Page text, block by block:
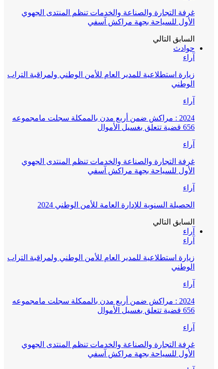
غرفة التجارة والصناعة والخدمات تنظم المنتدى الجهوي
الأول للسياحة بجهة مراكش آسفي
السابق التالي
حوادث
آراء
زيارة استطلاعية للمدير العام للأمن الوطني ولمراقبة التراب
الوطني
آراء
2024 : مراكش ضمن أربع مدن بالممكلة سجلت مامجموعه
656 قضية تتعلق بغسيل الأموال
آراء
غرفة التجارة والصناعة والخدمات تنظم المنتدى الجهوي
الأول للسياحة بجهة مراكش آسفي
آراء
الحصيلة السنوية للإدارة العامة للأمن الوطني 2024
السابق التالي
آراء
آراء
زيارة استطلاعية للمدير العام للأمن الوطني ولمراقبة التراب
الوطني
آراء
2024 : مراكش ضمن أربع مدن بالممكلة سجلت مامجموعه
656 قضية تتعلق بغسيل الأموال
آراء
غرفة التجارة والصناعة والخدمات تنظم المنتدى الجهوي
الأول للسياحة بجهة مراكش آسفي